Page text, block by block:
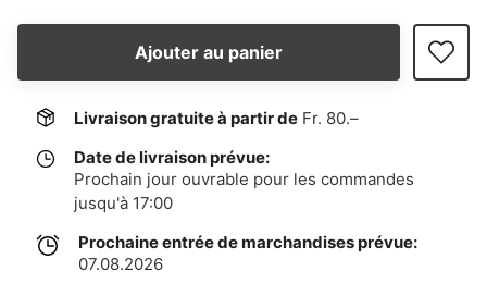
Ajouter au panier
Livraison gratuite à partir de Fr. 80.–
Date de livraison prévue:
Prochain jour ouvrable pour les commandes
jusqu'à 17:00
Prochaine entrée de marchandises prévue:
07.08.2026